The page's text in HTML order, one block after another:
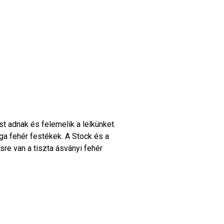
adnak és felemelik a lelkünket.
fehér festékek. A Stock és a
van a tiszta ásványi fehér